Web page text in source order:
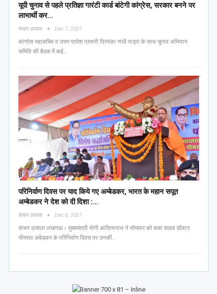
यूपी चुनाव से पहले प्रतिज्ञा गारंटी कार्ड बांटेगी कांग्रेस, सरकार बनने पर
लाभार्थी कर…
कंचन उजाला Dec 7, 2021
कांग्रेस महासचिव व उत्तर प्रदेश प्रभारी प्रियंका गांधी वाड्रा के साथ चुनाव अभियान
समिति की बैठक में कई…
परिनिर्वाण दिवस पर याद किये गए अम्बेडकर, भारत के महान सपूत
अम्बेडकर ने देश को दी दिशा :…
कंचन उजाला Dec 6, 2021
कंचन उजाला लखनऊ। मुख्यमंत्री योगी आदित्यनाथ ने सोमवार को बाबा साहब डॉक्टर
भीमराव अंबेडकर के परिनिर्वाण दिवस पर उनकी…